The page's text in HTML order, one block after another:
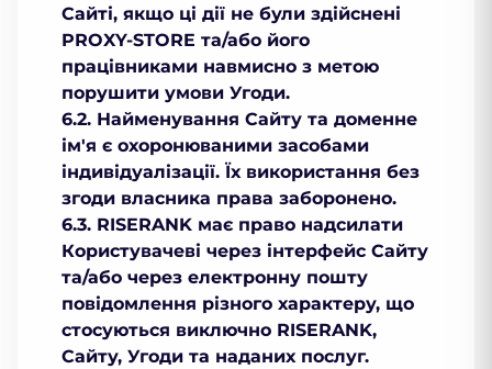
Сайті, якщо ці дії не були здійснені
PROXY-STORE та/або його
працівниками навмисно з метою
порушити умови Угоди.
6.2. Найменування Сайту та доменне
ім'я є охоронюваними засобами
індивідуалізації. Їх використання без
згоди власника права заборонено.
6.3. RISERANK має право надсилати
Користувачеві через інтерфейс Сайту
та/або через електронну пошту
повідомлення різного характеру, що
стосуються виключно RISERANK,
Сайту, Угоди та наданих послуг.